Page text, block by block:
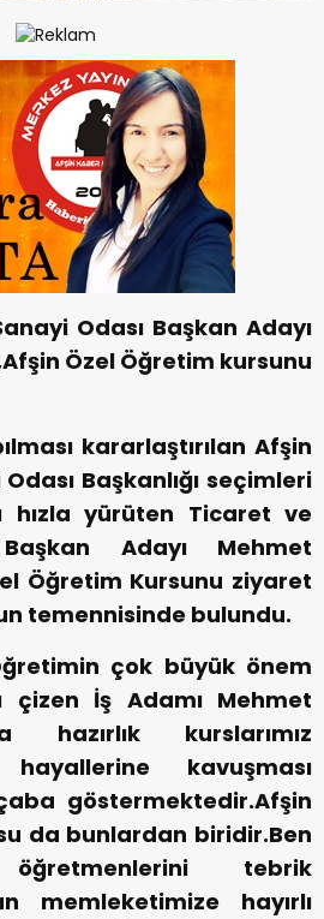
Odası Başkan Adayı
Özel Öğretim kursunu
kararlaştırılan Afşin
Başkanlığı seçimleri
hızla yürüten Ticaret ve
Adayı Mehmet
Öğretim Kursunu ziyaret
temennisinde bulundu.
çok büyük önem
çizen İş Adamı Mehmet
hazırlık kurslarımız
hayallerine kavuşması
göstermektedir.Afşin
da bunlardan biridir.Ben
tebrik
memleketimize hayırlı